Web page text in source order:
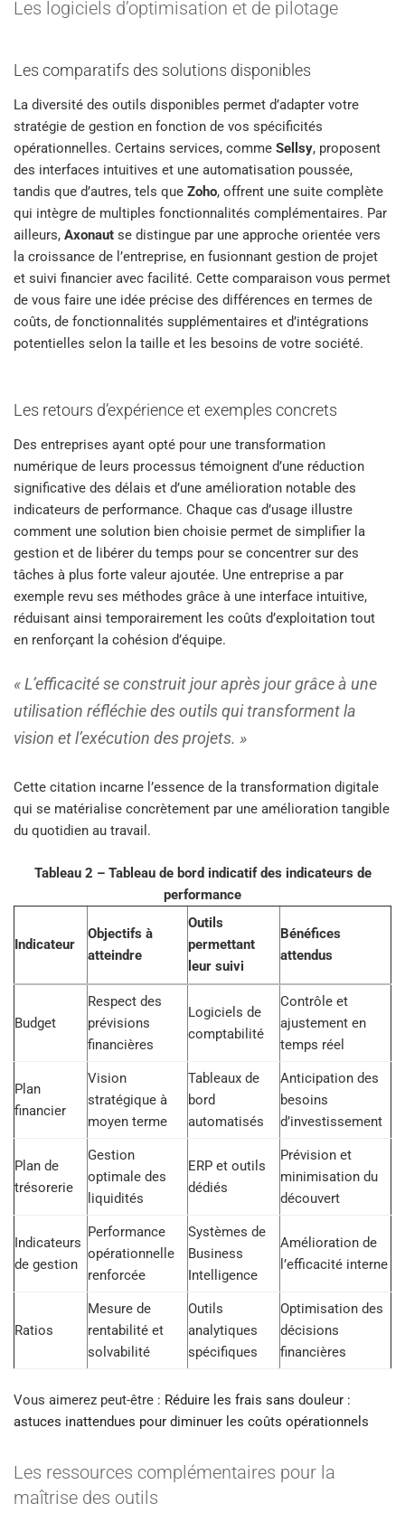
Les logiciels d’optimisation et de pilotage
Les comparatifs des solutions disponibles
La diversité des outils disponibles permet d’adapter votre
stratégie de gestion en fonction de vos spécificités
opérationnelles. Certains services, comme Sellsy, proposent
des interfaces intuitives et une automatisation poussée,
tandis que d’autres, tels que Zoho, offrent une suite complète
qui intègre de multiples fonctionnalités complémentaires. Par
ailleurs, Axonaut se distingue par une approche orientée vers
la croissance de l’entreprise, en fusionnant gestion de projet
et suivi financier avec facilité. Cette comparaison vous permet
de vous faire une idée précise des différences en termes de
coûts, de fonctionnalités supplémentaires et d’intégrations
potentielles selon la taille et les besoins de votre société.
Les retours d’expérience et exemples concrets
Des entreprises ayant opté pour une transformation
numérique de leurs processus témoignent d’une réduction
significative des délais et d’une amélioration notable des
indicateurs de performance. Chaque cas d’usage illustre
comment une solution bien choisie permet de simplifier la
gestion et de libérer du temps pour se concentrer sur des
tâches à plus forte valeur ajoutée. Une entreprise a par
exemple revu ses méthodes grâce à une interface intuitive,
réduisant ainsi temporairement les coûts d’exploitation tout
en renforçant la cohésion d’équipe.
« L’efficacité se construit jour après jour grâce à une
utilisation réfléchie des outils qui transforment la
vision et l’exécution des projets. »
Cette citation incarne l’essence de la transformation digitale
qui se matérialise concrètement par une amélioration tangible
du quotidien au travail.
Tableau 2 – Tableau de bord indicatif des indicateurs de
performance
Indicateur
Objectifs à
atteindre
Outils
permettant
leur suivi
Bénéfices
attendus
Budget
Respect des
prévisions
financières
Logiciels de
comptabilité
Contrôle et
ajustement en
temps réel
Plan
financier
Vision
stratégique à
moyen terme
Tableaux de
bord
automatisés
Anticipation des
besoins
d’investissement
Plan de
trésorerie
Gestion
optimale des
liquidités
ERP et outils
dédiés
Prévision et
minimisation du
découvert
Indicateurs
de gestion
Performance
opérationnelle
renforcée
Systèmes de
Business
Intelligence
Amélioration de
l’efficacité interne
Ratios
Mesure de
rentabilité et
solvabilité
Outils
analytiques
spécifiques
Optimisation des
décisions
financières
Vous aimerez peut-être : Réduire les frais sans douleur :
astuces inattendues pour diminuer les coûts opérationnels
Les ressources complémentaires pour la
maîtrise des outils